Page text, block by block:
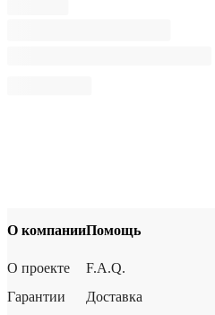
О компании
О проекте
Гарантии
Помощь
F.A.Q.
Доставка